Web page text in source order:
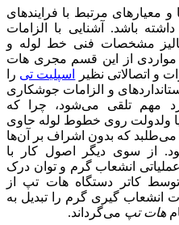
و معیارهای مرتبط با فرایندهای
باشد. آشنایی با الزامات
مشخصات فنی خط لوله و
مواردی از این قسم مجری هات
و اتصالاتی نظیر
اسپلیت تی را
و الزامات جوشکاری
مهم تلقی می‌شود، چرا که
ولدولت روی خطوط لوله حاوی
که بدون اشراف بر آن‌ها
از سوی دیگر اصول کار با
انشعاب گرم و توان درک
کاتر دستگاه هات تپ از
گیری گرم را تبدیل به
هات تپ می‌گرداند.